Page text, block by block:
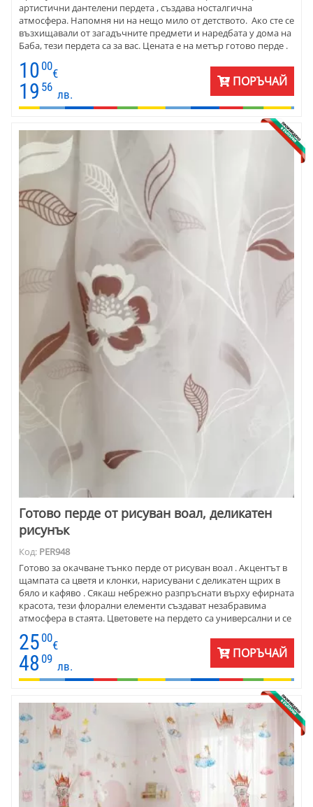
артистични дантелени пердета , създава носталгична
атмосфера. Напомня ни на нещо мило от детството. Ако сте се
възхищавали от загадъчните предмети и наредбата у дома на
Баба, тези пердета са за вас. Цената е на метър готово перде .
10 00
€
19 56
лв.
ПОРЪЧАЙ
Готово перде от рисуван воал, деликатен
рисунък
Код: PER948
Готово за окачване тънко перде от рисуван воал . Акцентът в
щампата са цветя и клонки, нарисувани с деликатен щрих в
бяло и кафяво . Сякаш небрежно разпръснати върху ефирната
красота, тези флорални елементи създават незабравима
атмосфера в стаята. Цветовете на пердето са универсални и се
комбинират прекрасно с плътни завеси в зената гама - о екрю
до много тъмно кафяви. Чудесно се съчетават с мебели от
масив, декоративни възглавнички със земни цветове и
официални покривки за маса. Цената е на готово перде
височина 200 см и ширина 170 см. Налично е само 1 перде.
25 00
€
48 09
лв.
ПОРЪЧАЙ